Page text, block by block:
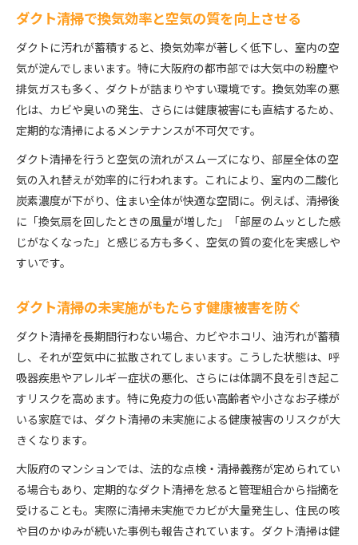
ダクト清掃で換気効率と空気の質を向上させる
ダクトに汚れが蓄積すると、換気効率が著しく低下し、室内の空
気が淀んでしまいます。特に大阪府の都市部では大気中の粉塵や
排気ガスも多く、ダクトが詰まりやすい環境です。換気効率の悪
化は、カビや臭いの発生、さらには健康被害にも直結するため、
定期的な清掃によるメンテナンスが不可欠です。
ダクト清掃を行うと空気の流れがスムーズになり、部屋全体の空
気の入れ替えが効率的に行われます。これにより、室内の二酸化
炭素濃度が下がり、住まい全体が快適な空間に。例えば、清掃後
に「換気扇を回したときの風量が増した」「部屋のムッとした感
じがなくなった」と感じる方も多く、空気の質の変化を実感しや
すいです。
ダクト清掃の未実施がもたらす健康被害を防ぐ
ダクト清掃を長期間行わない場合、カビやホコリ、油汚れが蓄積
し、それが空気中に拡散されてしまいます。こうした状態は、呼
吸器疾患やアレルギー症状の悪化、さらには体調不良を引き起こ
すリスクを高めます。特に免疫力の低い高齢者や小さなお子様が
いる家庭では、ダクト清掃の未実施による健康被害のリスクが大
きくなります。
大阪府のマンションでは、法的な点検・清掃義務が定められてい
る場合もあり、定期的なダクト清掃を怠ると管理組合から指摘を
受けることも。実際に清掃未実施でカビが大量発生し、住民の咳
や目のかゆみが続いた事例も報告されています。ダクト清掃は健